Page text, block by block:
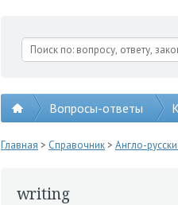
Вопросы-ответы
Главная > Справочник> Англо-
writing